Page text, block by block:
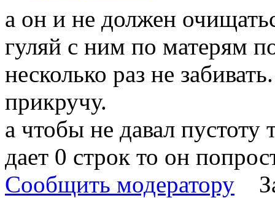
а он и не должен
гуляй с ним по матерям
несколько раз не
прикручу.
а чтобы не давал пустоту
дает 0 строк то он
Сообщить модератору